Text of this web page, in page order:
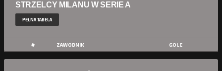
STRZELCY MILANU W SERIE A
PEŁNA TABELA
# ZAWODNIK GOLE